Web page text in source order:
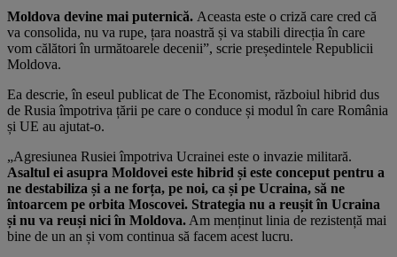
Moldova devine mai puternică. Aceasta este o criză care cred că
va consolida, nu va rupe, țara noastră și va stabili direcția în care
vom călători în următoarele decenii”, scrie președintele Republicii
Moldova.
Ea descrie, în eseul publicat de The Economist, războiul hibrid dus
de Rusia împotriva țării pe care o conduce și modul în care România
și UE au ajutat-o.
„Agresiunea Rusiei împotriva Ucrainei este o invazie militară.
Asaltul ei asupra Moldovei este hibrid și este conceput pentru a
ne destabiliza și a ne forța, pe noi, ca și pe Ucraina, să ne
întoarcem pe orbita Moscovei. Strategia nu a reușit în Ucraina
și nu va reuși nici în Moldova. Am menținut linia de rezistență mai
bine de un an și vom continua să facem acest lucru.